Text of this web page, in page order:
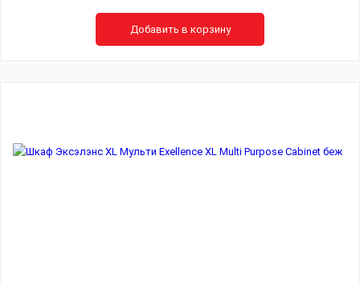
Добавить в корзину